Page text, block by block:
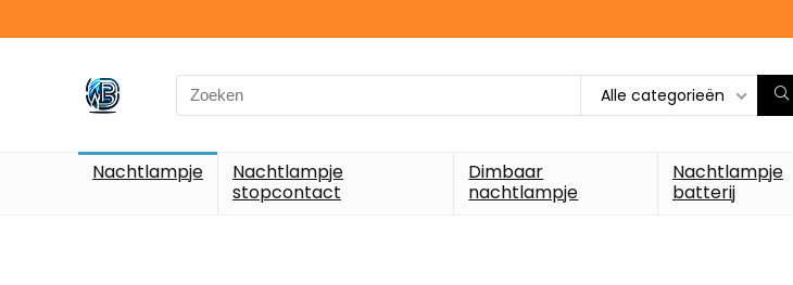
Alle categorieën
Nachtlampje
Nachtlampje
stopcontact
Dimbaar
nachtlampje
Nachtlampje
batterij